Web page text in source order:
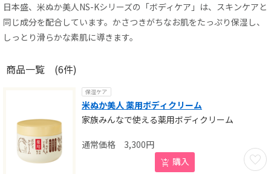
日本盛、米ぬか美人NS-Kシリーズの「ボディケア」は、スキンケアと
同じ成分を配合しています。かさつきがちなお肌をたっぷり保湿し、
しっとり滑らかな素肌に導きます。
商品一覧 (6件)
保湿ケア
米ぬか美人 薬用ボディクリーム
家族みんなで使える薬用ボディクリーム
お気
3,300円
購入